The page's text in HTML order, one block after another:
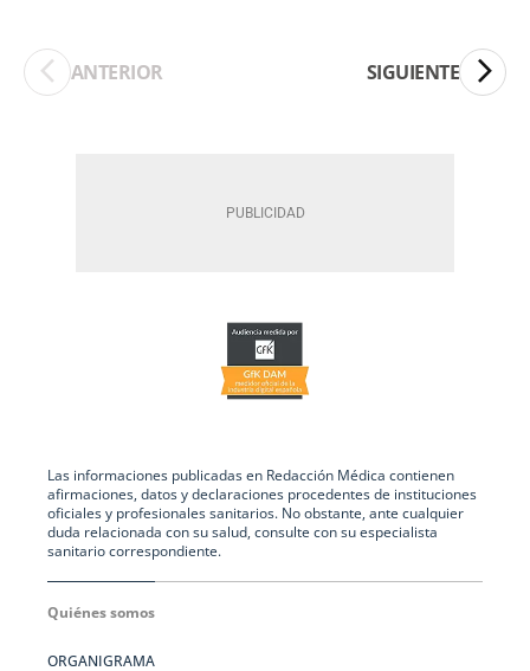
ANTERIOR SIGUIENTE
Las informaciones publicadas en Redacción Médica contienen
afirmaciones, datos y declaraciones procedentes de instituciones
oficiales y profesionales sanitarios. No obstante, ante cualquier
duda relacionada con su salud, consulte con su especialista
sanitario correspondiente.
Quiénes somos
ORGANIGRAMA